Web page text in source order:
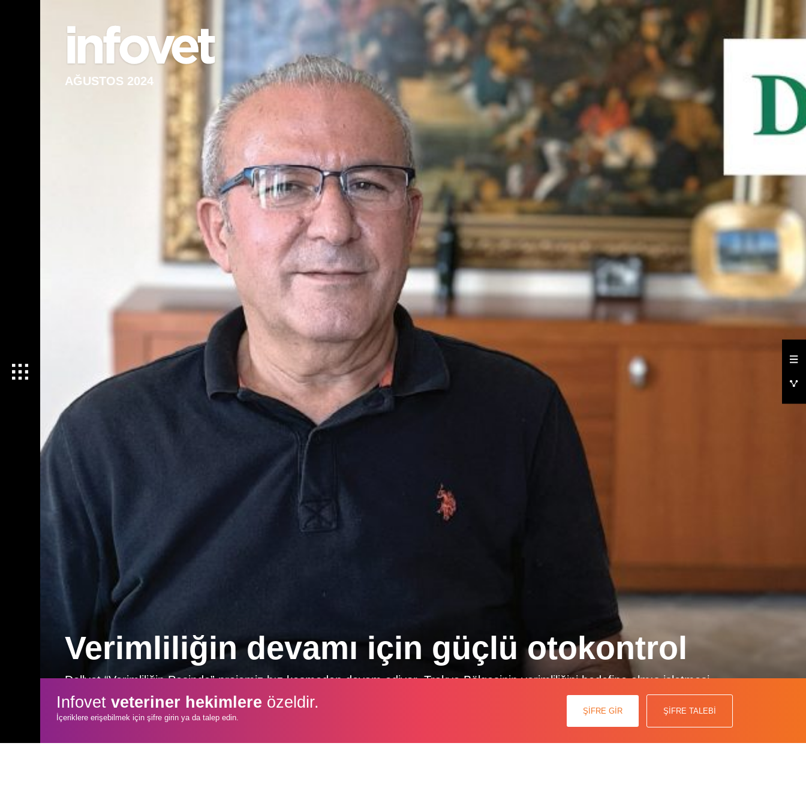
AĞUSTOS 2024
Verimliliğin devamı için güçlü otokontrol
Dollvet “Verimliliğin Peşinde” projemiz hız kesmeden devam ediyor. Trakya Bölgesinin verimliliğini hedefine almış işletmesi
BNG Tarım’ın deneyimli yöneticisi Veteriner Hekim Alaattin Özbey ile gerçekleştirdiğimiz röportajımızda sağlıklı toplumların
gelişebilmesi için sağlıklı hayvanların yetiştirilebilmesinin önemini bir kez daha vurgulanmış olduk.
Infovetveteriner hekimlere özeldir.
İçeriklere erişebilmek için şifre girin ya da talep edin.
ŞİFRE GİR ŞİFRE TALEBİ